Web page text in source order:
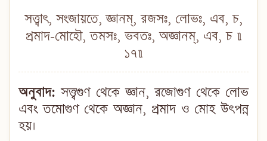
সত্ত্বাৎ, সংজায়তে, জ্ঞানম্, রজসঃ, লোভঃ, এব, চ,
প্রমাদ-মোহৌ, তমসঃ, ভবতঃ, অজ্ঞানম্, এব, চ ॥
১৭॥
অনুবাদ: সত্ত্বগুণ থেকে জ্ঞান, রজোগুণ থেকে লোভ
এবং তমোগুণ থেকে অজ্ঞান, প্রমাদ ও মোহ উৎপন্ন
হয়।